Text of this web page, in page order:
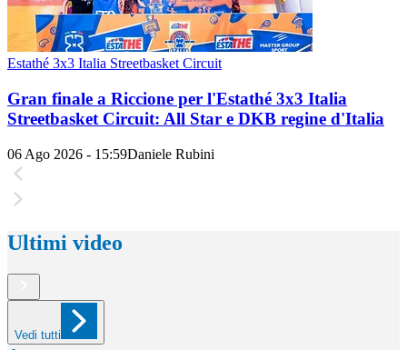
Estathé 3x3 Italia Streetbasket Circuit
Gran finale a Riccione per l'Estathé 3x3 Italia
Streetbasket Circuit: All Star e DKB regine d'Italia
06 Ago 2026 - 15:59Daniele Rubini
Ultimi video
Vedi tutti